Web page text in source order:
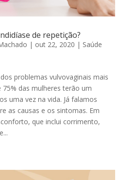
de repetição?
| out 22, 2020 | Saúde
problemas vulvovaginais mais
75% das mulheres terão um
uma vez na vida. Já falamos
as causas e os sintomas. Em
que inclui corrimento,